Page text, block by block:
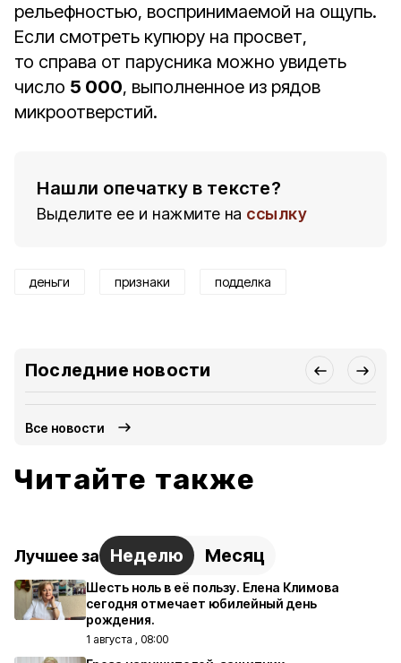
рельефностью, воспринимаемой на ощупь.
Если смотреть купюру на просвет,
то справа от парусника можно увидеть
число 5 000, выполненное из рядов
микроотверстий.
Нашли опечатку в тексте?
Выделите ее и нажмите на ссылку
деньги признаки подделка
Последние новости
Все новости
Читайте также
Лучшее за Неделю Месяц
Шесть ноль в её пользу. Елена Климова
сегодня отмечает юбилейный день
рождения.
1 августа , 08:00